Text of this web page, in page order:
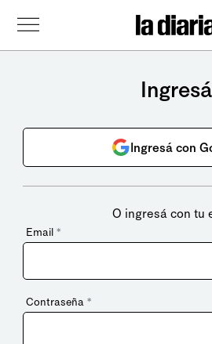
Ingresá
Ingresá con
O ingresá con tu
Email *
Contraseña *